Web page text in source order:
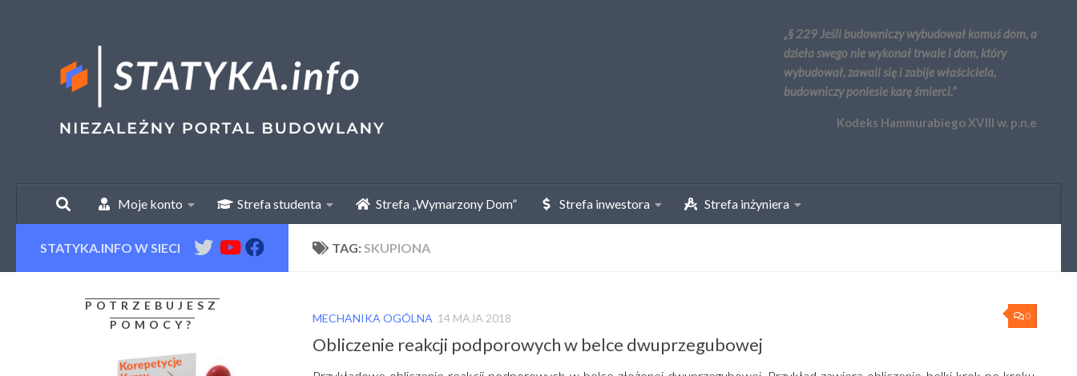
„§ 229 Jeśli budowniczy wybudował komuś dom, a
dzieła swego nie wykonał trwale i dom, który
wybudował, zawali się i zabije właściciela,
budowniczy poniesie karę śmierci.”
Kodeks Hammurabiego XVIII w. p.n.e
Moje konto Strefa studenta Strefa „Wymarzony Dom” Strefa inwestora Strefa inżyniera
TAG: SKUPIONA
0
MECHANIKA OGÓLNA 14 MAJA 2018
Obliczenie reakcji podporowych w belce dwuprzegubowej
STATYKA.INFO W SIECI
POTRZEBUJESZ
POMOCY?